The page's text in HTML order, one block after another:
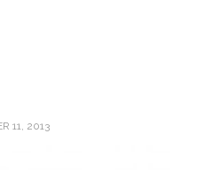
11, 2013